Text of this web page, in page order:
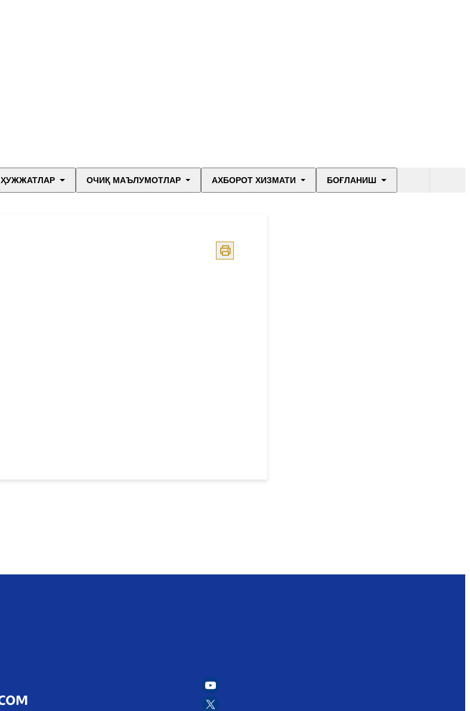
ҲУЖЖАТЛАР ОЧИҚ МАЪЛУМОТЛАР АХБОРОТ ХИЗМАТИ БОҒЛАНИШ